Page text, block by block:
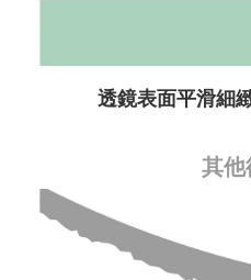
透鏡表面平滑細
其他